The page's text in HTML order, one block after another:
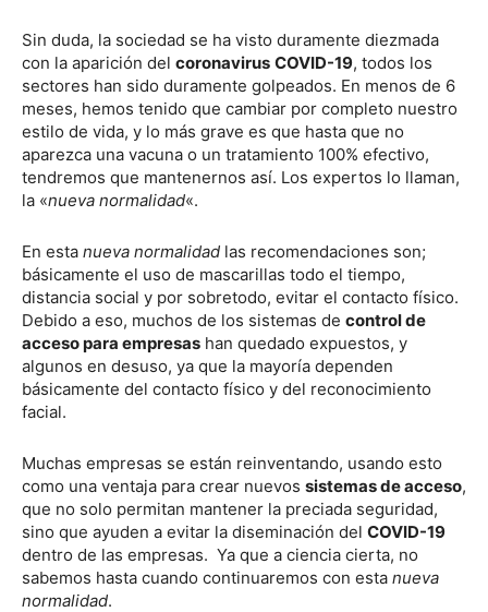
Sin duda, la sociedad se ha visto duramente diezmada
con la aparición del coronavirus COVID-19, todos los
sectores han sido duramente golpeados. En menos de 6
meses, hemos tenido que cambiar por completo nuestro
estilo de vida, y lo más grave es que hasta que no
aparezca una vacuna o un tratamiento 100% efectivo,
tendremos que mantenernos así. Los expertos lo llaman,
la «nueva normalidad«.
En esta nueva normalidad las recomendaciones son;
básicamente el uso de mascarillas todo el tiempo,
distancia social y por sobretodo, evitar el contacto físico.
Debido a eso, muchos de los sistemas de control de
acceso para empresas han quedado expuestos, y
algunos en desuso, ya que la mayoría dependen
básicamente del contacto físico y del reconocimiento
facial.
Muchas empresas se están reinventando, usando esto
como una ventaja para crear nuevos sistemas de acceso,
que no solo permitan mantener la preciada seguridad,
sino que ayuden a evitar la diseminación del COVID-19
dentro de las empresas. Ya que a ciencia cierta, no
sabemos hasta cuando continuaremos con esta nueva
normalidad.